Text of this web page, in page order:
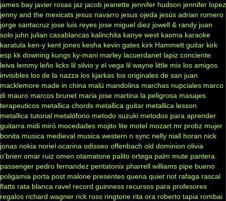
james bay javier rosas jaz jacob jeanette jennifer hudson jennifer lopez
jenny and the mexicats jesus navarro jesus ojeda jesús adrian romero
jorge santacruz jose luis reyes jose miguel diez jowell & randy juan
solo juhn julian casablancas kalinchita kanye west kaoma karaoke
karatula ken-y kent jones kesha kevin gates kirk Hammett guitar kirk
esp kk downing kungs ky-mani marley lacuerdanet lapiz conciente
leiva lemmy leño licks lil silvio y el vega lil wayne little mix los amigos
invisibles los de la nazza los kjarkas los originales de san juan
macklemore made in china malú mandolina marchas nupciales marco
di mauro marcos brunet maria jose martina la peligrosa masajes
terapeuticos metallica chords metallica guitar metallica lesson
metallica tutorial metalófono metodo suzuki metodos para aprender
guitarra midi miró mocedades mojito lite motel mozart mr probz mujer
bonita musica medieval musica western n sync nelly niall horan nick
jonas nokia noriel ocarina odisseo offenbach old dominion olivia
o'brien omar ruiz omen otamatone palito ortega palm mute pantera
passenger pedro fernandez pentatonix pharrell williams pipe bueno
poligamia porta post malone presentes quena quiet riot rafaga rascal
flatts rata blanca ravel record guinness recursos para profesores
regalos richard wagner rick ross ringtone rita ora roberto tapia rombai